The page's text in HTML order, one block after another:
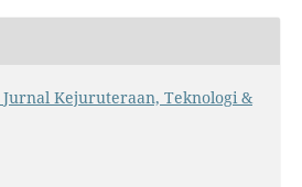
Jurnal Kejuruteraan, Teknologi &